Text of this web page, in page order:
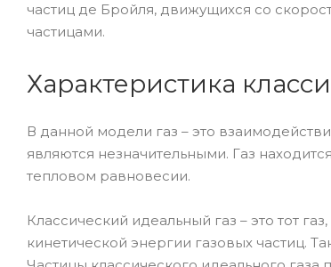
частиц де Бройля, движущихся со
частицами.
Характеристика
В данной модели газ – это
являются незначительными. Газ
тепловом равновесии.
Классический идеальный газ – это тот
кинетической энергии газовых частиц.